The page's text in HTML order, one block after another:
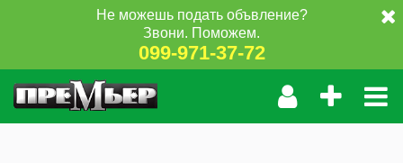
Не можешь подать объвление?
Звони. Поможем.
099-971-37-72